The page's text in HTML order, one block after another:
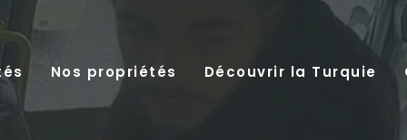
Nos propriétés Découvrir la Turquie